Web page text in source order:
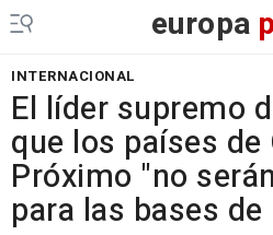
europa
INTERNACIONAL
El líder supremo
que los países de
Próximo "no
para las bases de